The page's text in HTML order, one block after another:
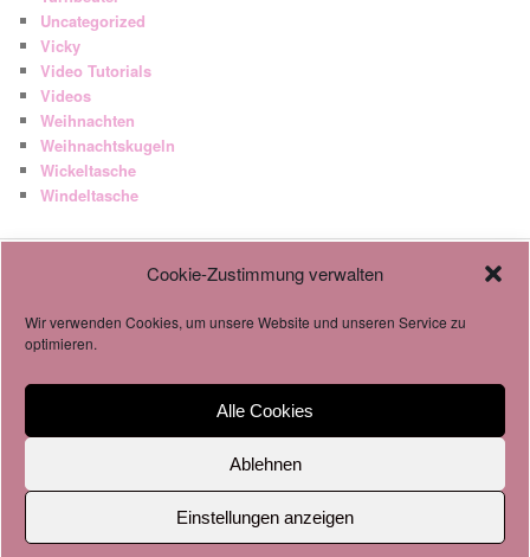
Cookie-Zustimmung verwalten
Wir verwenden Cookies, um unsere Website und unseren Service zu
optimieren.
Alle Cookies
Ablehnen
Einstellungen anzeigen
Uncategorized
Vicky
Video Tutorials
Videos
Weihnachten
Weihnachtskugeln
Wickeltasche
Windeltasche
Cookie-Richtlinie
Impressum & Datenschutz Stolz präsentiert von WordPress